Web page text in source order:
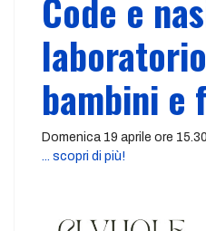
Code e
bambini e
Domenica 19 aprile ore 15.30
... scopri di più!